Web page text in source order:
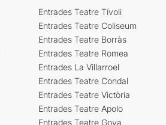
Entrades Teatre Tívoli
Entrades Teatre Coliseum
Entrades Teatre Borràs
Entrades Teatre Romea
Entrades La Villarroel
Entrades Teatre Condal
Entrades Teatre Victòria
Entrades Teatre Apolo
Entrades Teatre Goya